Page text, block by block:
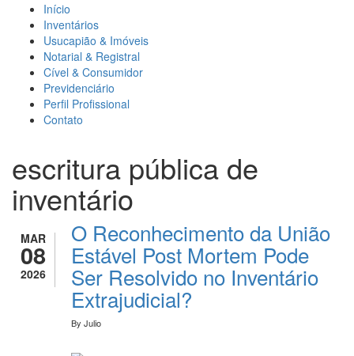
Início
Inventários
Usucapião & Imóveis
Notarial & Registral
Cível & Consumidor
Previdenciário
Perfil Profissional
Contato
escritura pública de
inventário
MAR
08
2026
O Reconhecimento da União
Estável Post Mortem Pode
Ser Resolvido no Inventário
Extrajudicial?
By Julio